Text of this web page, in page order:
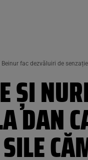
fac dezvăluiri de
ȘI
DAN